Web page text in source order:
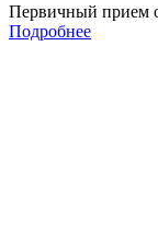
Первичный прием
Подробнее